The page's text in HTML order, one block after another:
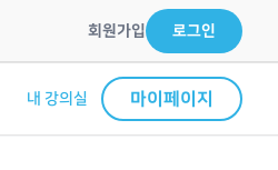
회원가입 로그인
내 강의실 마이페이지